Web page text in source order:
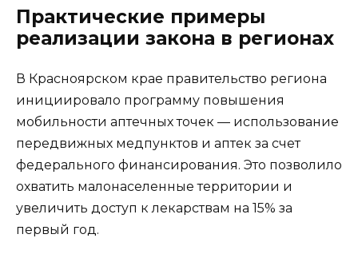
Практические примеры
реализации закона в регионах
В Красноярском крае правительство региона
инициировало программу повышения
мобильности аптечных точек — использование
передвижных медпунктов и аптек за счет
федерального финансирования. Это позволило
охватить малонаселенные территории и
увеличить доступ к лекарствам на 15% за
первый год.